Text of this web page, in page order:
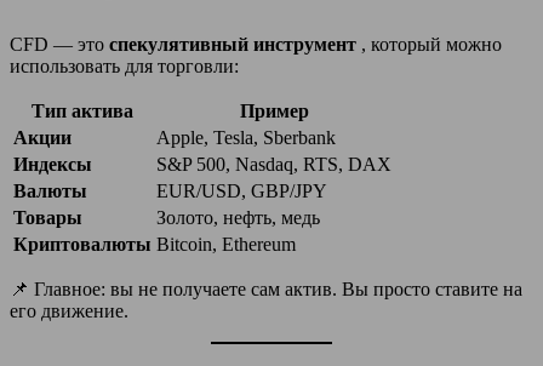
CFD — это спекулятивный инструмент , который можно
использовать для торговли:
Тип актива
Пример
Акции
Apple, Tesla, Sberbank
Индексы
S&P 500, Nasdaq, RTS, DAX
Валюты
EUR/USD, GBP/JPY
Товары
Золото, нефть, медь
Криптовалюты Bitcoin, Ethereum
📌 Главное: вы не получаете сам актив. Вы просто ставите на
его движение.